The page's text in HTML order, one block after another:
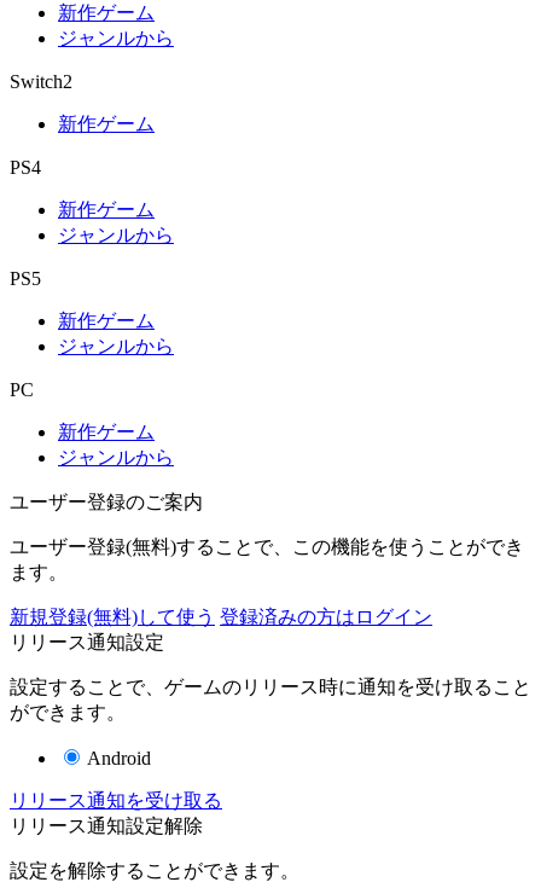
新作ゲーム
ジャンルから
Switch2
新作ゲーム
PS4
新作ゲーム
ジャンルから
PS5
新作ゲーム
ジャンルから
PC
新作ゲーム
ジャンルから
ユーザー登録のご案内
ユーザー登録(無料)することで、この機能を使うことができ
ます。
新規登録(無料)して使う 登録済みの方はログイン
リリース通知設定
設定することで、ゲームのリリース時に通知を受け取ること
ができます。
Android
リリース通知を受け取る
リリース通知設定解除
設定を解除することができます。